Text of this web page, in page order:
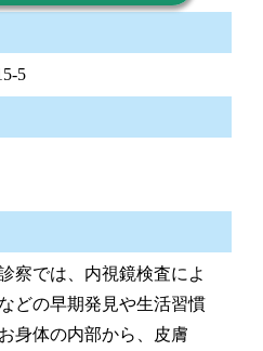
5
察では、内視鏡検査によ
どの早期発見や生活習慣
身体の内部から、皮膚